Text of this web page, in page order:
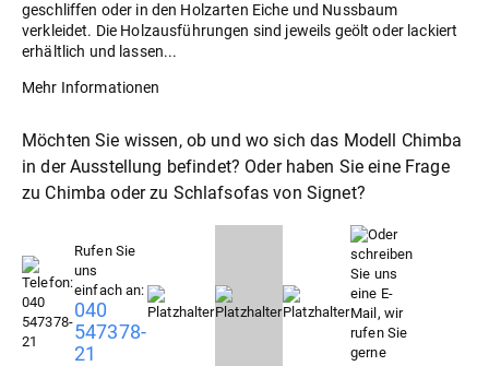
geschliffen oder in den Holzarten Eiche und Nussbaum
verkleidet. Die Holzausführungen sind jeweils geölt oder lackiert
erhältlich und lassen...
Mehr Informationen
Möchten Sie wissen, ob und wo sich das Modell Chimba
in der Ausstellung befindet? Oder haben Sie eine Frage
zu Chimba oder zu Schlafsofas von Signet?
Rufen Sie
uns
einfach an:
040
547378-
21